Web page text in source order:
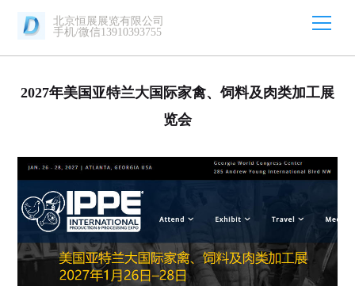
北京恒展展览有限公司
手机/微信13910393755
2027年美国亚特兰大国际家禽、饲料及肉类加工展
览会